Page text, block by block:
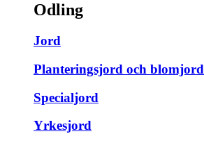
Odling
Jord
Planteringsjord och blomjord
Specialjord
Yrkesjord